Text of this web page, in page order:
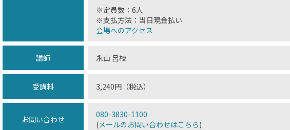
※定員数：6人
※支払方法：当日現金払い
会場へのアクセス
講師 永山 呂枝
受講料 3,240円（税込）
お問い合わせ
080-3830-1100
(メールのお問い合わせはこちら)